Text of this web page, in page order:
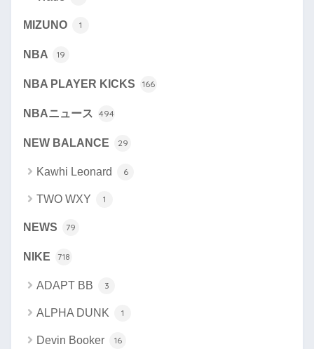
MIZUNO 1
NBA 19
NBA PLAYER KICKS 166
NBAニュース 494
NEW BALANCE 29
Kawhi Leonard 6
TWO WXY 1
NEWS 79
NIKE 718
ADAPT BB 3
ALPHA DUNK 1
Devin Booker 16